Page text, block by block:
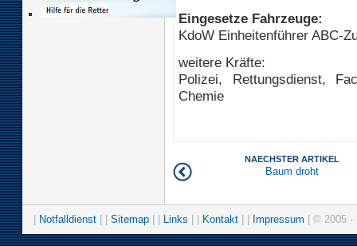
Eingesetze Fahrzeuge:
KdoW Einheitenführer ABC-
weitere Kräfte:
Polizei, Rettungsdienst,
Chemie
NAECHSTER ARTIKEL
Baum droht
Notfalldienst Sitemap Links Kontakt Impressum | © 2005 -